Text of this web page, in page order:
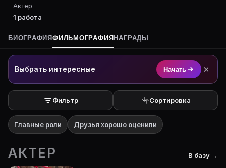
Актер
1 работа
БИОГРАФИЯФИЛЬМОГРАФИЯ НАГРАДЫ
Выбрать интересные Начать ×
Фильтр Сортировка
Главные роли Друзья хорошо оценили
АКТЕР В базу →